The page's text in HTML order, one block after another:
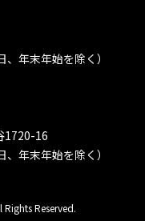
年末年始を除く）
1720-16
年末年始を除く）
Reserved.